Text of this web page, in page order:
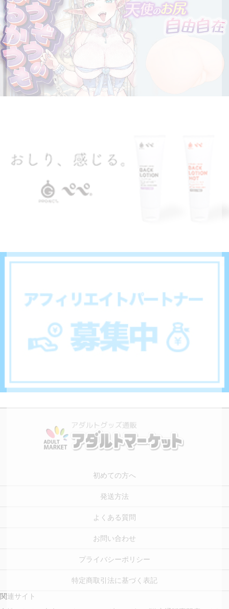
初めての方へ
発送方法
よくある質問
お問い合わせ
プライバシーポリシー
特定商取引法に基づく表記
関連サイト